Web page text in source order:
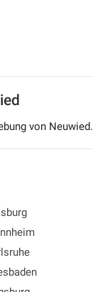
von Neuwied.